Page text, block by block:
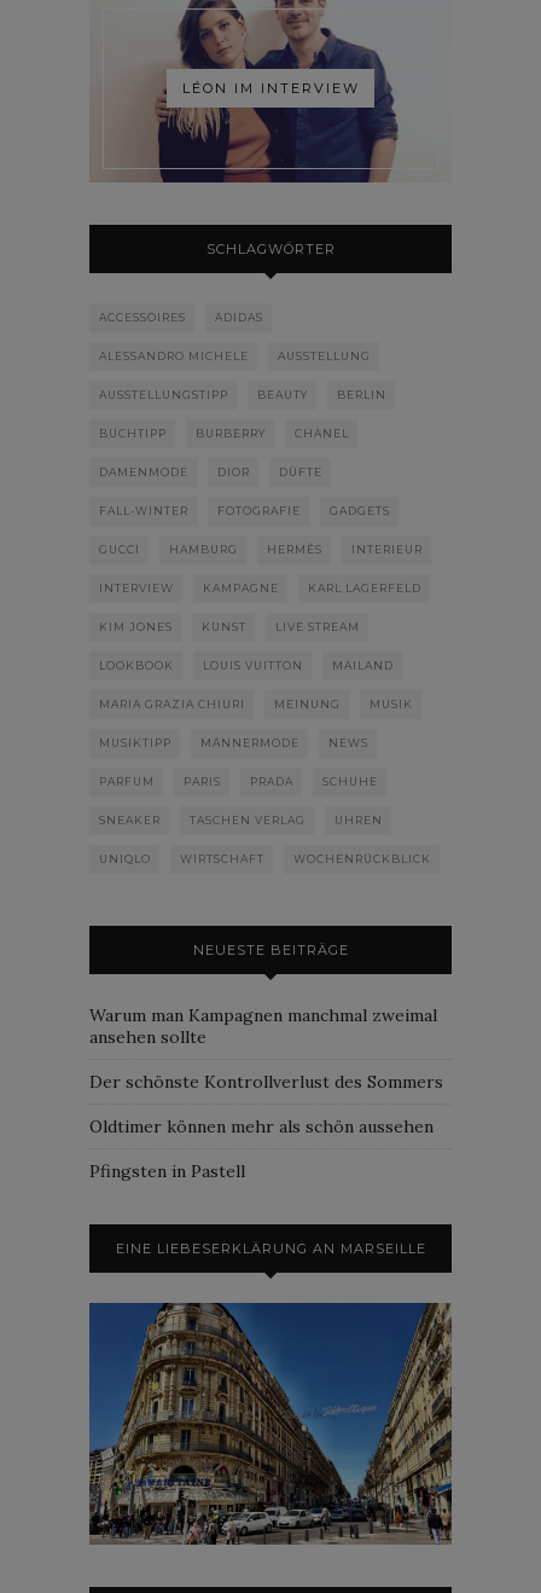
LÉON IM INTERVIEW
SCHLAGWÖRTER
ACCESSOIRES ADIDAS
ALESSANDRO MICHELE AUSSTELLUNG
AUSSTELLUNGSTIPP BEAUTY BERLIN
BUCHTIPP BURBERRY CHANEL
DAMENMODE DIOR DÜFTE
FALL-WINTER FOTOGRAFIE GADGETS
GUCCI HAMBURG HERMÈS INTERIEUR
INTERVIEW KAMPAGNE KARL LAGERFELD
KIM JONES KUNST LIVE STREAM
LOOKBOOK LOUIS VUITTON MAILAND
MARIA GRAZIA CHIURI MEINUNG MUSIK
MUSIKTIPP MÄNNERMODE NEWS
PARFUM PARIS PRADA SCHUHE
SNEAKER TASCHEN VERLAG UHREN
UNIQLO WIRTSCHAFT WOCHENRÜCKBLICK
NEUESTE BEITRÄGE
Warum man Kampagnen manchmal zweimal
ansehen sollte
Der schönste Kontrollverlust des Sommers
Oldtimer können mehr als schön aussehen
Pfingsten in Pastell
EINE LIEBESERKLÄRUNG AN MARSEILLE